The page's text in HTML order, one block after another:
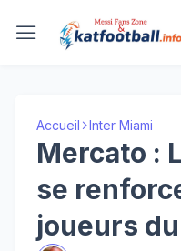
Accueil Inter Miami
Mercato :
se
joueurs